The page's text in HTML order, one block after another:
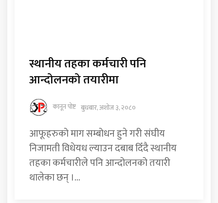
स्थानीय तहका कर्मचारी पनि
आन्दोलनको तयारीमा
कानून पोष्ट बुधबार, अशोज ३, २०८०
आफूहरुको माग सम्बोधन हुने गरी संघीय
निजामती विधेयध ल्याउन दबाब दिँदै स्थानीय
तहका कर्मचारीले पनि आन्दोलनको तयारी
थालेका छन् ।...